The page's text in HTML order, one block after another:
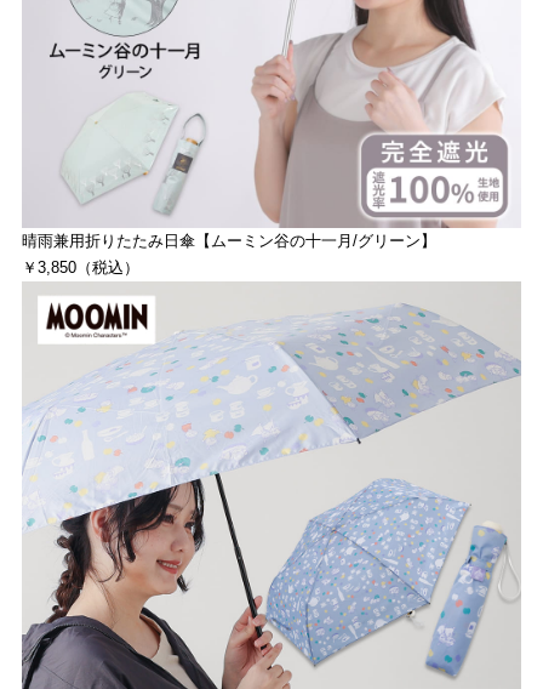
晴雨兼用折りたたみ日傘【ムーミン谷の十一月/グリーン】
￥3,850（税込）